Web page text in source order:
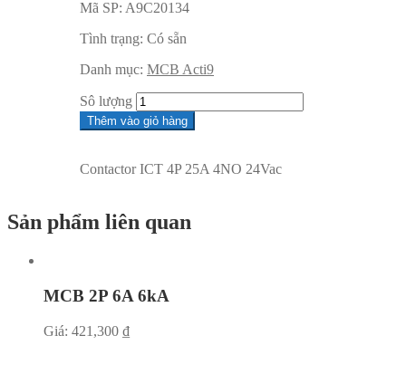
Mã SP: A9C20134
Tình trạng: Có sẵn
Danh mục: MCB Acti9
Sô lượng
Thêm vào giỏ hàng
Contactor ICT 4P 25A 4NO 24Vac
Sản phẩm liên quan
MCB 2P 6A 6kA
Giá: 421,300 ₫